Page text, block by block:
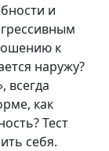
и
к
наружу?
всегда
как
Тест
себя.